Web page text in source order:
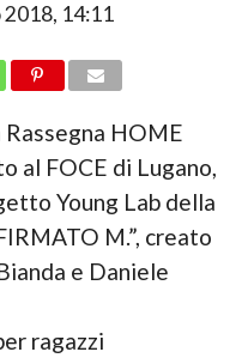
14:11
HOME
al FOCE di Lugano,
Young Lab della
M.”, creato
e Daniele
ragazzi